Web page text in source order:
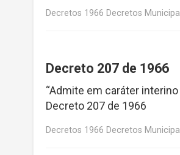
Decretos 1966 Decretos
Decreto 207 de 1966
“Admite em caráter interino
Decreto 207 de 1966
Decretos 1966 Decretos